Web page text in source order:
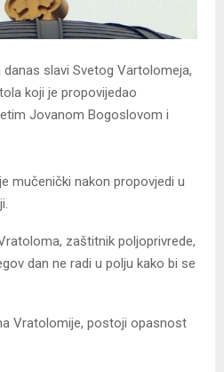
slavi Svetog Vartolomeja,
koji je propovijedao
Јovanom Bogoslovom i
mučenički nakon propovjedi u
zaštitnik poljoprivrede,
dan ne radi u polju kako bi se
Vratolomije, postoji opasnost